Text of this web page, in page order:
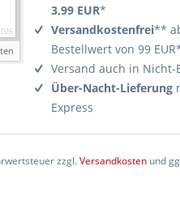
3,99 EUR*
Versandkostenfrei**
Bestellwert von 99
Versand auch in Nicht-
Über-Nacht-Lieferung
Express
zzgl.Versandkosten und